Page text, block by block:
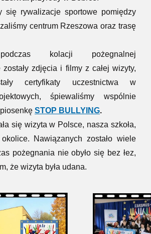
się rywalizacje sportowe pomiędzy
centrum Rzeszowa oraz trasę
kolacji pożegnalnej
zostały zdjęcia i filmy z całej wizyty,
certyfikaty uczestnictwa w
śpiewaliśmy wspólnie
STOP BULLYING.
się wizyta w Polsce, nasza szkoła,
Nawiązanych zostało wiele
pożegnania nie obyło się bez łez,
że wizyta była udana.